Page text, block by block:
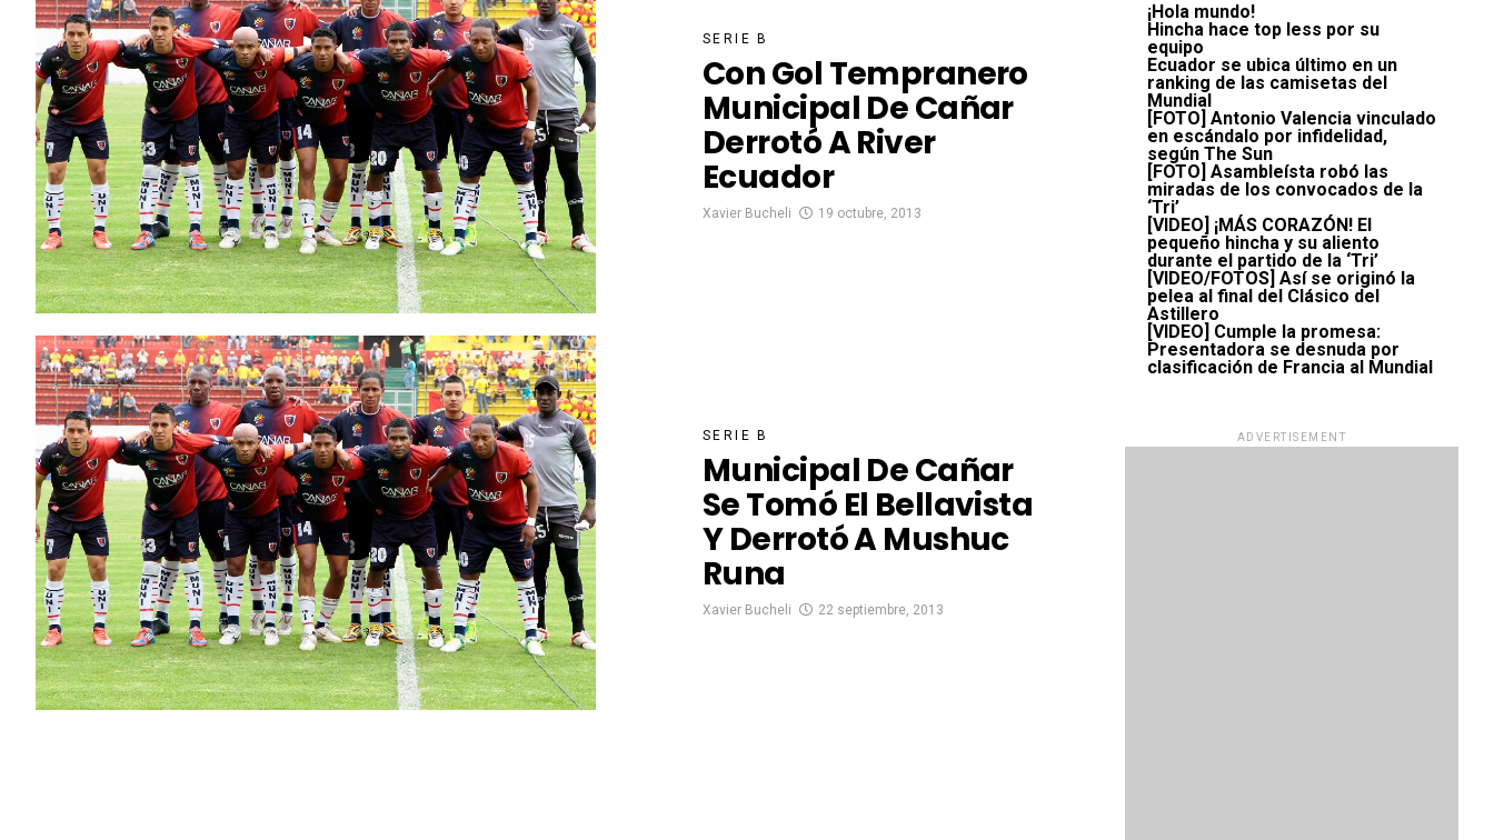
SERIE B
Con Gol Tempranero
Municipal De Cañar
Derrotó A River
Ecuador
Xavier Bucheli 19 octubre, 2013
SERIE B
Municipal De Cañar
Se Tomó El Bellavista
Y Derrotó A Mushuc
Runa
Xavier Bucheli 22 septiembre, 2013
¡Hola mundo!
Hincha hace top less por su
equipo
Ecuador se ubica último en un
ranking de las camisetas del
Mundial
[FOTO] Antonio Valencia vinculado
en escándalo por infidelidad,
según The Sun
[FOTO] Asambleísta robó las
miradas de los convocados de la
‘Tri’
[VIDEO] ¡MÁS CORAZÓN! El
pequeño hincha y su aliento
durante el partido de la ‘Tri’
[VIDEO/FOTOS] Así se originó la
pelea al final del Clásico del
Astillero
[VIDEO] Cumple la promesa:
Presentadora se desnuda por
clasificación de Francia al Mundial
ADVERTISEMENT